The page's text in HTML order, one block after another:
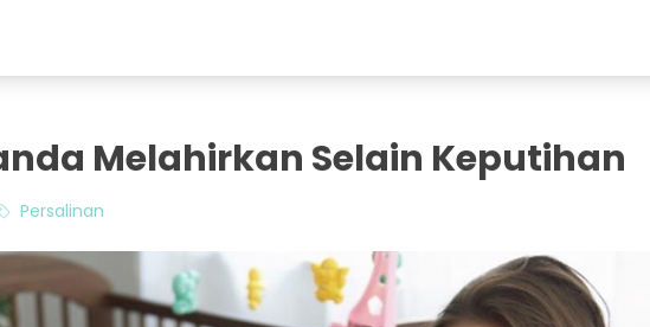
Melahirkan Selain Keputihan
Persalinan